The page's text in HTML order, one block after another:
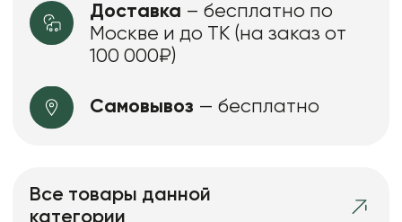
Доставка – бесплатно по
Москве и до ТК (на заказ от
100 000₽)
Самовывоз — бесплатно
Все товары данной
категории